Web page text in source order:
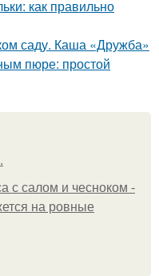
как правильно
саду. Каша «Дружба»
пюре: простой
с салом и чесноком -
на ровные